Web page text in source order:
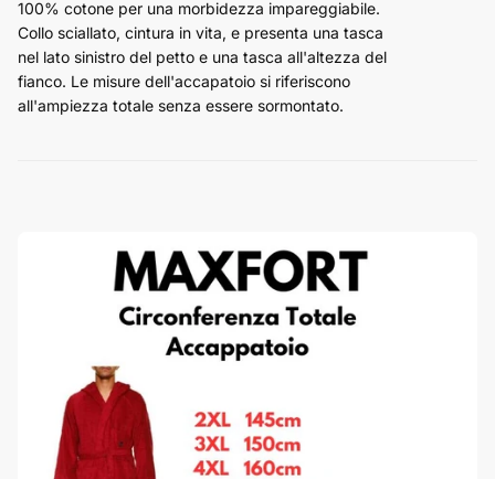
100% cotone per una morbidezza impareggiabile.
Collo sciallato, cintura in vita, e presenta una tasca
nel lato sinistro del petto e una tasca all'altezza del
fianco. Le misure dell'accapatoio si riferiscono
all'ampiezza totale senza essere sormontato.